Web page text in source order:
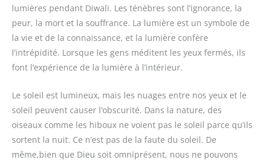
lumières pendant Diwali. Les ténèbres sont l’ignorance, la
peur, la mort et la souffrance. La lumière est un symbole de
la vie et de la connaissance, et la lumière confère
l’intrépidité. Lorsque les gens méditent les yeux fermés, ils
font l’expérience de la lumière à l’intérieur.
Le soleil est lumineux, mais les nuages entre nos yeux et le
soleil peuvent causer l’obscurité. Dans la nature, des
oiseaux comme les hiboux ne voient pas le soleil parce qu’ils
sortent la nuit. Ce n’est pas de la faute du soleil. De
même,bien que Dieu soit omniprésent, nous ne pouvons